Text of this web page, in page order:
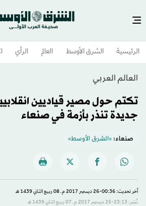
الرئيسية الشرق الأوسط​ العالم الرأي
العالم العربي
تكتم حول مصير قياديين
جديدة تنذر بأزمة في صنعاء
صنعاء:«الشرق الأوسط»
آخر تحديث: 00:36-26 ديسمبر 2017 م ـ 08 ربيع الثاني 1439 هـ
نُشر: 23:13-25 ديسمبر 2017 م ـ 07 ربيع الثاني 1439 هـ